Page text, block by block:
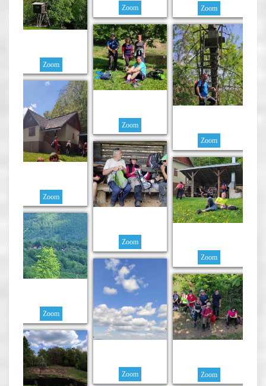
Zoom Zoom
Zoom
Zoom
Zoom
Zoom
Zoom
Zoom
Zoom
Zoom Zoom